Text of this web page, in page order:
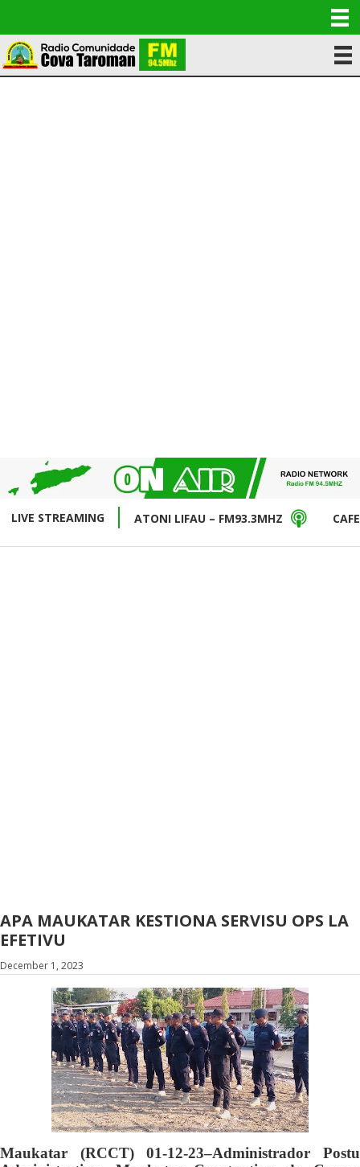
LIVE STREAMING ATONI LIFAU – FM93.3MHZ
APA MAUKATAR KESTIONA SERVISU OPS LA
EFETIVU
December 1, 2023
Maukatar (RCCT) 01-12-23–Administrador Postu